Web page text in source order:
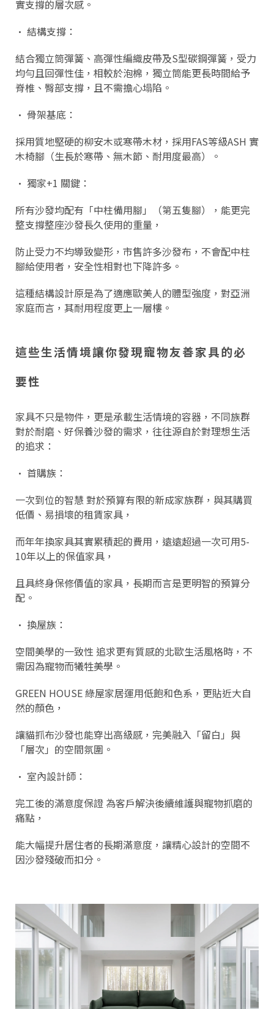
實支撐的層次感。
• 結構支撐：
結合獨立筒彈簧、高彈性編織皮帶及S型碳鋼彈簧，受力
均勻且回彈性佳，相較於泡棉，獨立筒能更長時間給予
脊椎、臀部支撐，且不需擔心塌陷。
• 骨架基底：
採用質地堅硬的柳安木或寒帶木材，採用FAS等級ASH 實
木椅腳（生長於寒帶、無木節、耐用度最高）。
• 獨家+1 關鍵：
所有沙發均配有「中柱備用腳」（第五隻腳），能更完
整支撐整座沙發長久使用的重量，
防止受力不均導致變形，市售許多沙發布，不會配中柱
腳給使用者，安全性相對也下降許多。
這種結構設計原是為了適應歐美人的體型強度，對亞洲
家庭而言，其耐用程度更上一層樓。
這些生活情境讓你發現寵物友善家具的必
要性
家具不只是物件，更是承載生活情境的容器，不同族群
對於耐磨、好保養沙發的需求，往往源自於對理想生活
的追求：
• 首購族：
一次到位的智慧 對於預算有限的新成家族群，與其購買
低價、易損壞的租賃家具，
而年年換家具其實累積起的費用，遠遠超過一次可用5-
10年以上的保值家具，
且具終身保修價值的家具，長期而言是更明智的預算分
配。
• 換屋族：
空間美學的一致性 追求更有質感的北歐生活風格時，不
需因為寵物而犧牲美學。
GREEN HOUSE 綠屋家居運用低飽和色系，更貼近大自
然的顏色，
讓貓抓布沙發也能穿出高級感，完美融入「留白」與
「層次」的空間氛圍。
• 室內設計師：
完工後的滿意度保證 為客戶解決後續維護與寵物抓磨的
痛點，
能大幅提升居住者的長期滿意度，讓精心設計的空間不
因沙發殘破而扣分。